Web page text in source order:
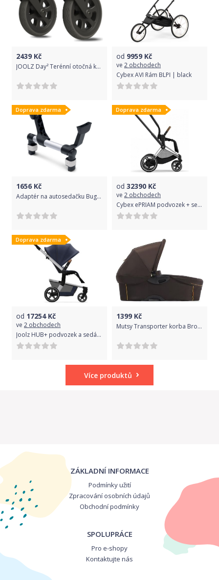
2439 Kč
JOOLZ Day² Terénní otočná kola - black
od 9959 Kč
ve 2 obchodech
Cybex AVI Rám BLPI | black
Doprava zdarma
1656 Kč
Adaptér na autosedačku Bugaboo Donkey Mono Britax-Römer
Doprava zdarma
od 32390 Kč
ve 2 obchodech
Cybex ePRIAM podvozek + seat Chrome Brown | chrome 2022
Doprava zdarma
od 17254Kč
ve 2 obchodech
Joolz HUB+ podvozek a sedátko | Classic Blue
1399 Kč
Mutsy Transporter korba Brown
Více produktů
ZÁKLADNÍ INFORMACE
Podmínky užití
Zpracování osobních údajů
Obchodní podmínky
SPOLUPRÁCE
Pro e-shopy
Kontaktujte nás